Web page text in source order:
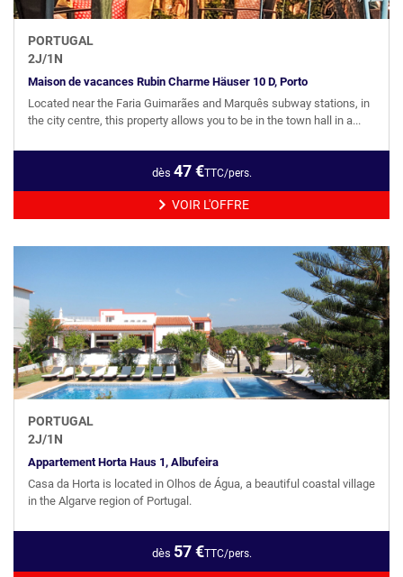
PORTUGAL
2J/1N
Maison de vacances Rubin Charme Häuser 10 D, Porto
Located near the Faria Guimarães and Marquês subway stations, in
the city centre, this property allows you to be in the town hall in a...
dès 47€TTC/pers.
VOIR L'OFFRE
PORTUGAL
2J/1N
Appartement Horta Haus 1, Albufeira
Casa da Horta is located in Olhos de Água, a beautiful coastal village
in the Algarve region of Portugal.
dès 57€TTC/pers.